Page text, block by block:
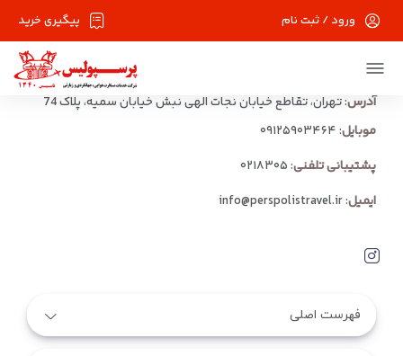
پیگیری خرید ورود / ثبت نام
آدرس: تهران، تقاطع خیابان نجات الهی نبش خیابان سمیه، پلاک 74
موبایل:۰۹۱۲۵۹۰۳۴۶۴
پشتیبانی تلفنی:۰۲۱۸۳۰۵
ایمیل:
info@perspolistravel.ir
فهرست اصلی